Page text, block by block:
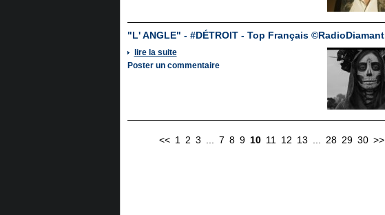
"L' ANGLE" - #DÉTROIT - Top Français ©RadioDiamant
lire la suite
Poster un commentaire
<< 1 2 3 7 8 9 10 11 12 13 28 29 30 >>